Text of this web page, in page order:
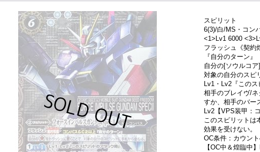
スピリット
6(3)/白/MS・コン
<1>Lv1 6000
フラッシュ《契約
『自分のターン』
自分の[ソウルコア
対象の自分のスピ
Lv1・Lv2『このス
相手のブレイヴ/
すか、相手のバー
Lv2【VPS装甲：
このスピリットは
効果を受けない。
OC条件：カウン
【OC中＆煌臨中